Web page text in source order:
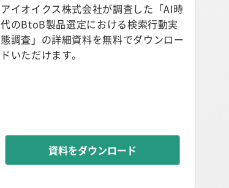
アイオイクス株式会社が調査した「AI時
代のBtoB製品選定における検索行動実
態調査」の詳細資料を無料でダウンロー
ドいただけます。
資料をダウンロード